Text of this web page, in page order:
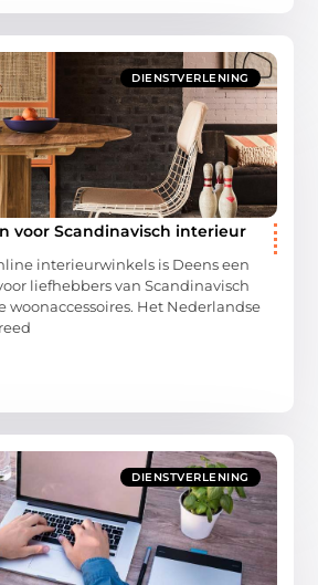
DIENSTVERLENING
voor Scandinavisch interieur
interieurwinkels is Deens een
liefhebbers van Scandinavisch
woonaccessoires. Het Nederlandse
DIENSTVERLENING